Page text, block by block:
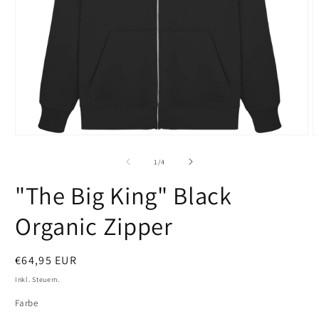
1 /von
4
"The Big King" Black
Organic Zipper
Normaler
Preis
€64,95 EUR
Inkl. Steuern.
Farbe